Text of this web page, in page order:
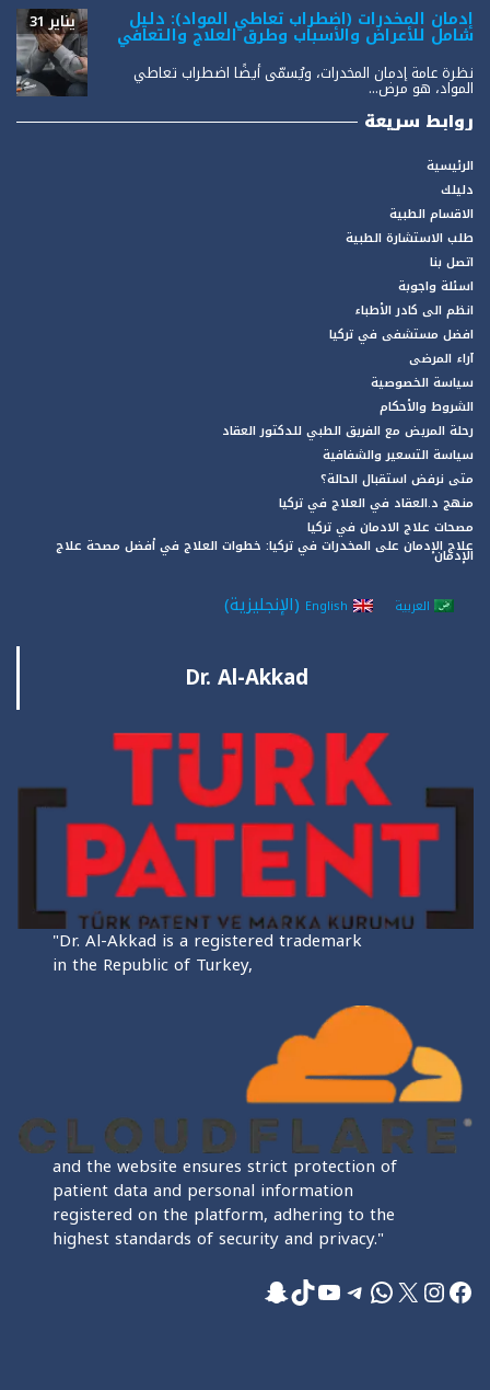
إدمان المخدرات (اضطراب تعاطي المواد): دليل
شامل للأعراض والأسباب وطرق العلاج والتعافي
يناير 31
نظرة عامة إدمان المخدرات، ويُسمّى أيضًا اضطراب تعاطي
المواد، هو مرض...
روابط سريعة
الرئيسية
دليلك
الاقسام الطبية
طلب الاستشارة الطبية
اتصل بنا
اسئلة واجوبة
انظم الى كادر الأطباء
افضل مستشفى في تركيا
آراء المرضى
سياسة الخصوصية
الشروط والأحكام
رحلة المريض مع الفريق الطبي للدكتور العقاد
سياسة التسعير والشفافية
متى نرفض استقبال الحالة؟
منهج د.العقاد في العلاج في تركيا
مصحات علاج الادمان في تركيا
علاج الإدمان على المخدرات في تركيا: خطوات العلاج في أفضل مصحة علاج
الإدمان
العربية English
(الإنجليزية)
Dr. Al-Akkad
"Dr. Al-Akkad is a registered trademark
in the Republic of Turkey,
and the website ensures strict protection of
patient data and personal information
registered on the platform, adhering to the
highest standards of security and privacy."
فيسبوك
إنستجرام
إكسواتساب
تيليجرام
يوتيوب
تيك توك
سناب شات